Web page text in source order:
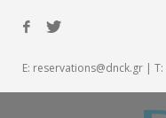
E: reservations@dnck.gr | T: